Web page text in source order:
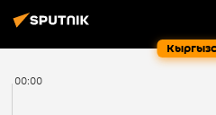
00:00